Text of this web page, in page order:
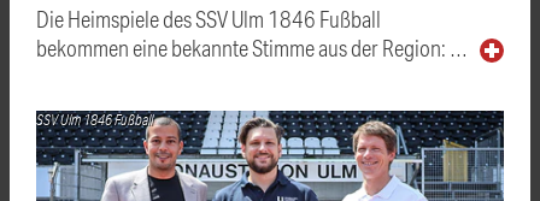
Die Heimspiele des SSV Ulm 1846 Fußball
bekommen eine bekannte Stimme aus der Region: …
SSV Ulm 1846 Fußball